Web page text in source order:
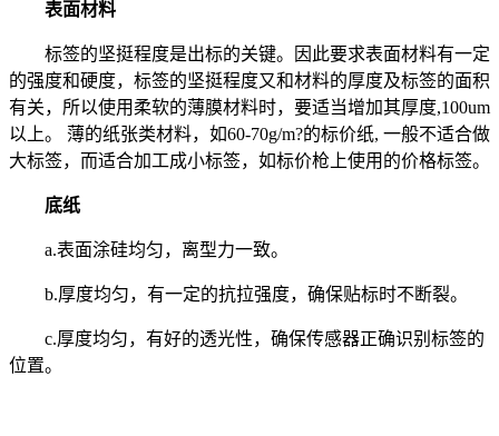
表面材料
标签的坚挺程度是出标的关键。因此要求表面材料有一定
的强度和硬度，标签的坚挺程度又和材料的厚度及标签的面积
有关，所以使用柔软的薄膜材料时，要适当增加其厚度,100um
以上。 薄的纸张类材料，如60-70g/m?的标价纸, 一般不适合做
大标签，而适合加工成小标签，如标价枪上使用的价格标签。
底纸
a.表面涂硅均匀，离型力一致。
b.厚度均匀，有一定的抗拉强度，确保贴标时不断裂。
c.厚度均匀，有好的透光性，确保传感器正确识别标签的
位置。